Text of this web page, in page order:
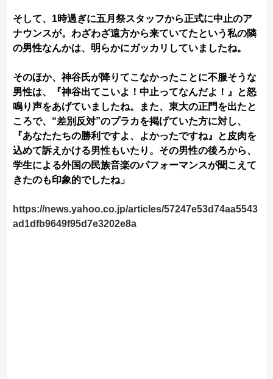
そして、1時過ぎに五月祭スタッフから正式に中止のア
ナウンスが。わざわざ遠方から来ていてたという私の隣
の男性なんかは、明らかにガッカリしていましたね。
そのほか、神谷氏が降りてこなかったことに不服そうな
男性は、『神谷出てこいよ！中止ってなんだよ！』と怒
鳴り声をあげていましたね。また、東大の正門を出たと
ころで、“差別反対”のプラカを掲げていた方に対し、
『あなたたちの勝利ですよ、よかったですね』と皮肉を
込めて訴えかける男性もいたり。その男性の後ろから、
学生による外国の民族音楽のパフォーマンスが聞こえて
きたのも印象的でしたね」
https://news.yahoo.co.jp/articles/57247e53d74aa5543
ad1dfb9649f95d7e3202e8a